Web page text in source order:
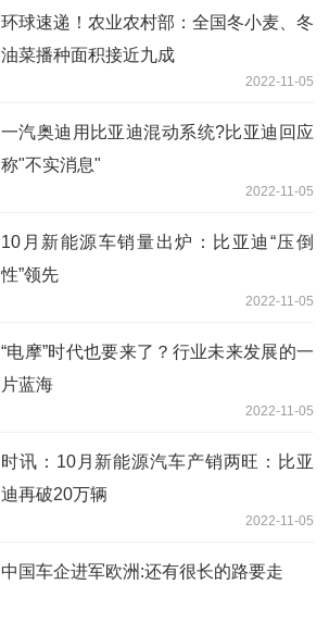
环球速递！农业农村部：全国冬小麦、冬
油菜播种面积接近九成
2022-11-05
一汽奥迪用比亚迪混动系统?比亚迪回应
称"不实消息"
2022-11-05
10月新能源车销量出炉：比亚迪“压倒
性”领先
2022-11-05
“电摩”时代也要来了？行业未来发展的一
片蓝海
2022-11-05
时讯：10月新能源汽车产销两旺：比亚
迪再破20万辆
2022-11-05
中国车企进军欧洲:还有很长的路要走